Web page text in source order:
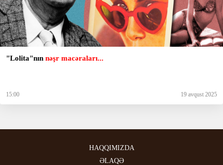
"Lolita"nın nəşr macəraları...
15:00 19 avqust 2025
HAQQIMIZDA
ƏLAQƏ